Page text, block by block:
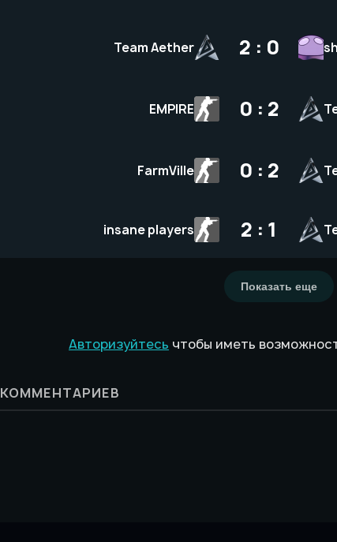
Team Aether 2 : 0
EMPIRE 0 : 2
FarmVille 0 : 2
insane players 2 : 1
Показать еще
Авторизуйтесь чтобы иметь
КОММЕНТАРИЕВ